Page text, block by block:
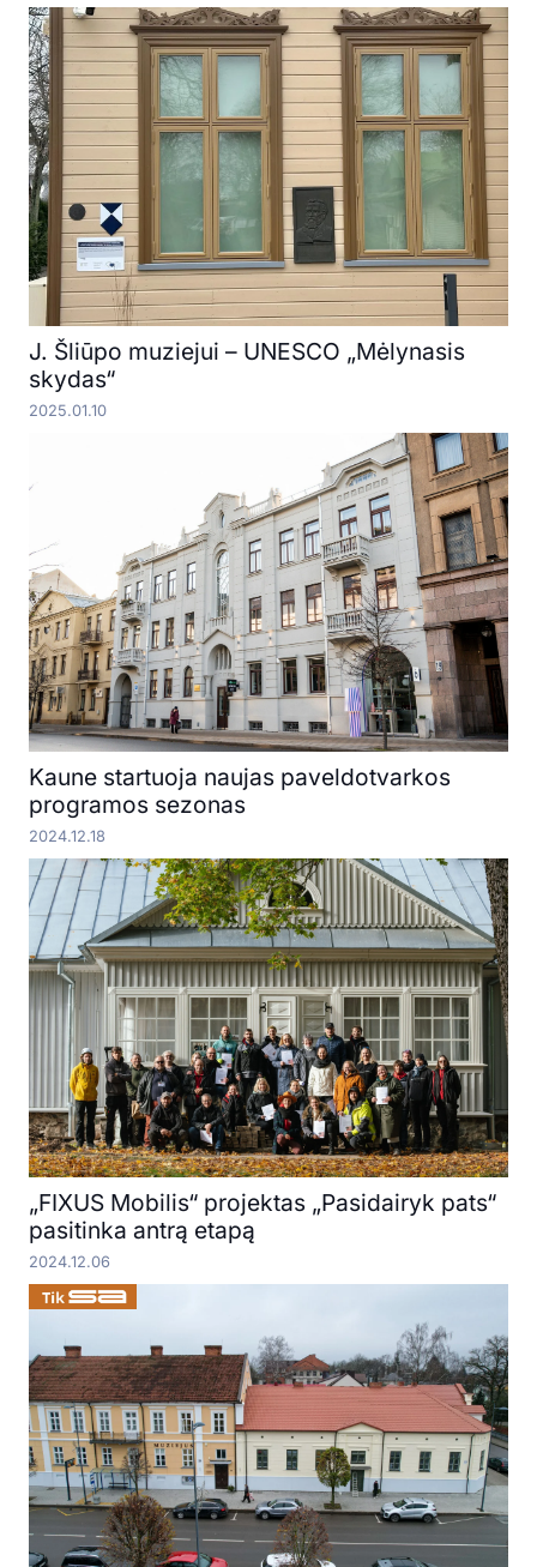
J. Šliūpo muziejui – UNESCO „Mėlynasis
skydas“
2025.01.10
Kaune startuoja naujas paveldotvarkos
programos sezonas
2024.12.18
„FIXUS Mobilis“ projektas „Pasidairyk pats“
pasitinka antrą etapą
2024.12.06